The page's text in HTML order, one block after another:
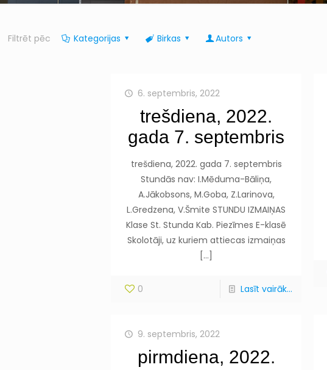
Filtrēt pēc Kategorijas Birkas Autors
6. septembris, 2022
trešdiena, 2022.
gada 7. septembris
trešdiena, 2022. gada 7. septembris
Stundās nav: I.Mēduma-Bāliņa,
A.Jākobsons, M.Goba, Z.Larinova,
L.Gredzena, V.Šmite STUNDU IZMAIŅAS
Klase St. Stunda Kab. Piezīmes E-klasē
Skolotāji, uz kuriem attiecas izmaiņas
[…]
0 Lasīt vairāk...
9. septembris, 2022
pirmdiena, 2022.